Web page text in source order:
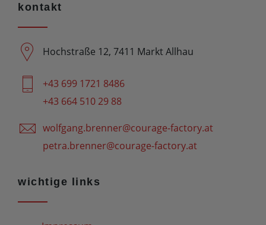
kontakt
Hochstraße 12, 7411 Markt Allhau
+43 699 1721 8486
+43 664 510 29 88
wolfgang.brenner@courage-factory.at
petra.brenner@courage-factory.at
wichtige links